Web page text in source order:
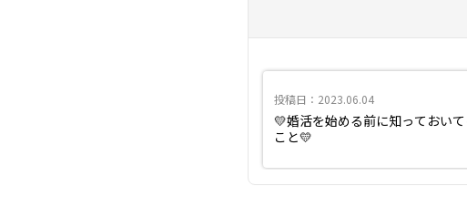
投稿日：2023.06.04
💛婚活を始める前に知っておい
こと💛